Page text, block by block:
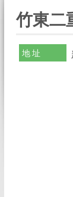
竹東二
地址